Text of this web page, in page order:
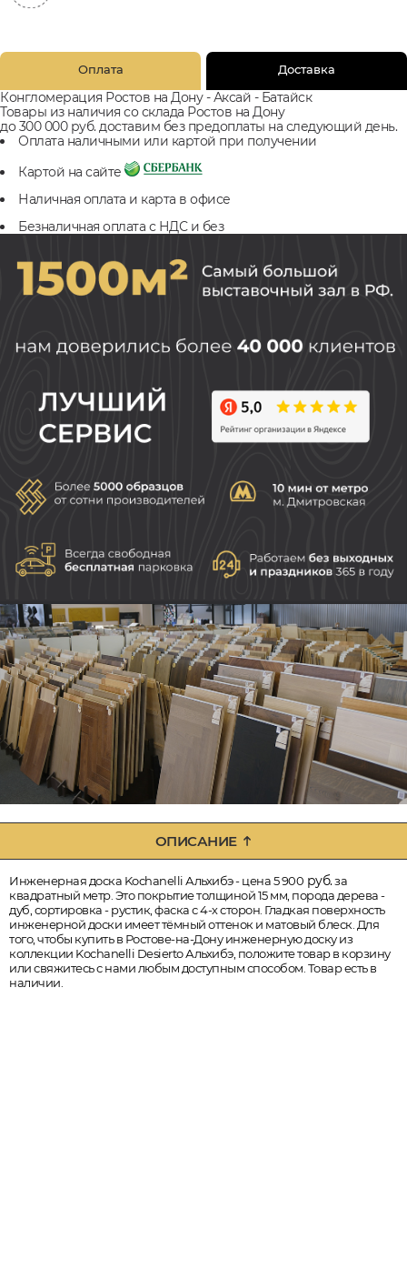
Оплата Доставка
Конгломерация Ростов на Дону - Аксай - Батайск
Товары из наличия со склада Ростов на Дону
до 300 000 руб. доставим без предоплаты на следующий день.
Оплата наличными или картой при получении
Картой на сайте
Наличная оплата и карта в офисе
Безналичная оплата с НДС и без
ОПИСАНИЕ
Инженерная доска Kochanelli Альхибэ - цена 5 900 руб.за
квадратный метр. Это покрытие толщиной 15 мм, порода дерева -
дуб, сортировка - рустик, фаска с 4-х сторон. Гладкая поверхность
инженерной доски имеет тёмный оттенок и матовый блеск. Для
того, чтобы купить в Ростове-на-Дону инженерную доску из
коллекции Kochanelli Desierto Альхибэ, положите товар в корзину
или свяжитесь с нами любым доступным способом. Товар есть в
наличии.